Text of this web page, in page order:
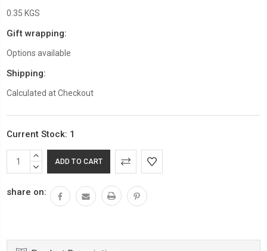
0.35 KGS
Gift wrapping:
Options available
Shipping:
Calculated at Checkout
Current Stock: 1
INCREASE
QUANTITY:
DECREASE
share on: